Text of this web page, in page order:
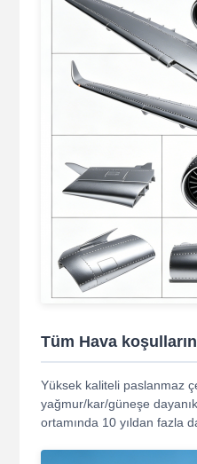
Tüm Hava
Yüksek kaliteli paslanmaz
yağmur/kar/güneşe
ortamında 10 yıldan fazla